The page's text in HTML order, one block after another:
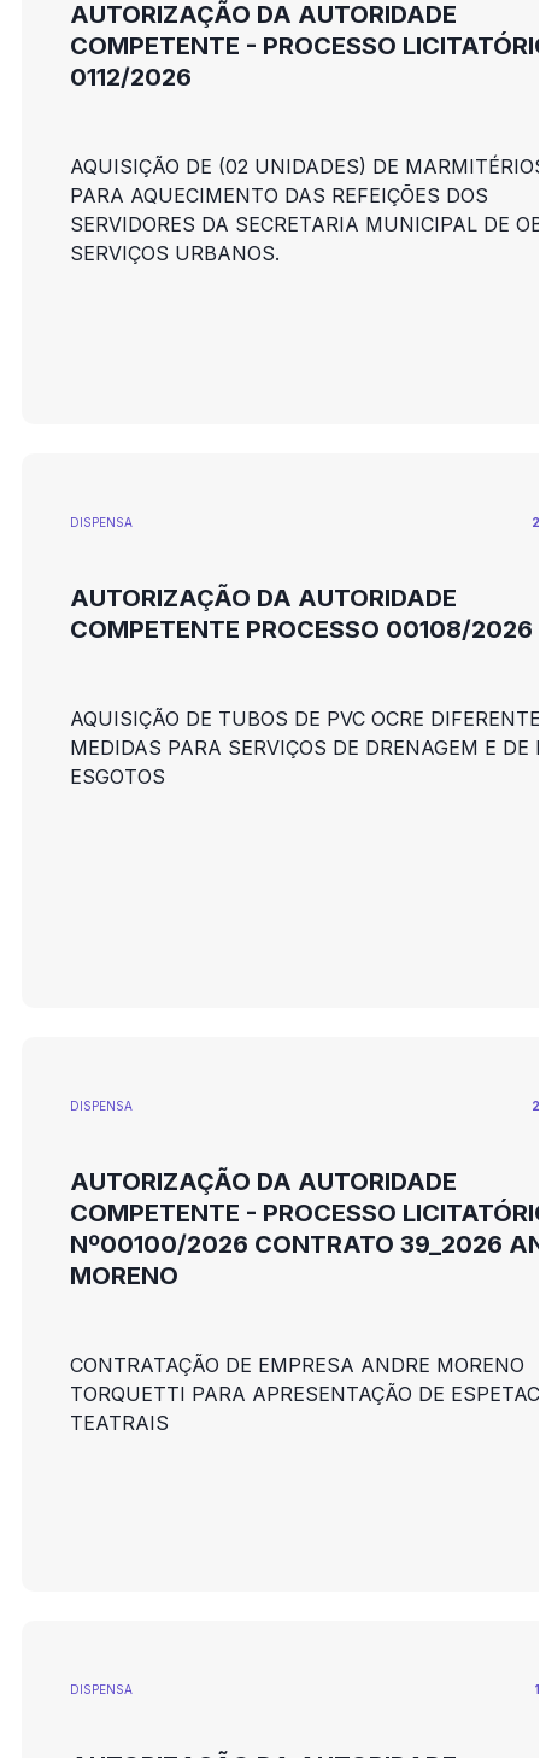
AUTORIZAÇÃO DA AUTORIDADE
COMPETENTE - PROCESSO
0112/2026
AQUISIÇÃO DE (02 UNIDADES) DE
PARA AQUECIMENTO DAS REFEIÇÕES DOS
SERVIDORES DA SECRETARIA MUNICIPAL DE
SERVIÇOS URBANOS.
DISPENSA
AUTORIZAÇÃO DA AUTORIDADE
COMPETENTE PROCESSO 00108/2026
AQUISIÇÃO DE TUBOS DE PVC OCRE
MEDIDAS PARA SERVIÇOS DE DRENAGEM E DE
ESGOTOS
DISPENSA
AUTORIZAÇÃO DA AUTORIDADE
COMPETENTE - PROCESSO
Nº00100/2026 CONTRATO 39_2026
MORENO
CONTRATAÇÃO DE EMPRESA ANDRE MORENO
TORQUETTI PARA APRESENTAÇÃO DE
TEATRAIS
DISPENSA